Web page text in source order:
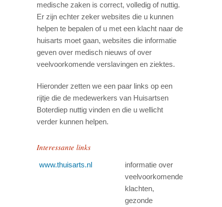
medische zaken is correct, volledig of nuttig.
Er zijn echter zeker websites die u kunnen
helpen te bepalen of u met een klacht naar de
huisarts moet gaan, websites die informatie
geven over medisch nieuws of over
veelvoorkomende verslavingen en ziektes.
Hieronder zetten we een paar links op een
rijtje die de medewerkers van Huisartsen
Boterdiep nuttig vinden en die u wellicht
verder kunnen helpen.
Interessante links
www.thuisarts.nl
informatie over
veelvoorkomende
klachten,
gezonde